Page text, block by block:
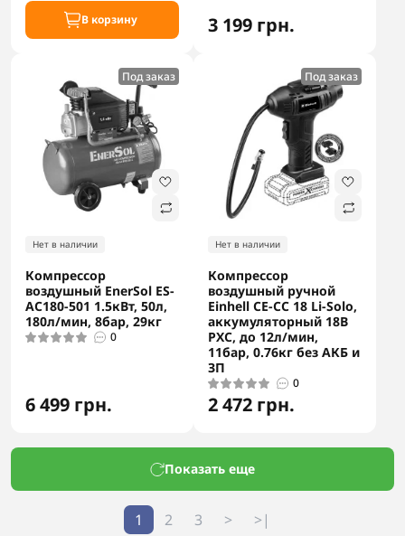
В корзину 3 199 грн.
Под заказ
Нет в наличии
Компрессор
воздушный EnerSol ES-
AC180-501 1.5кВт, 50л,
180л/мин, 8бар, 29кг
0
6 499 грн.
Под заказ
Нет в наличии
Компрессор
воздушный ручной
Einhell CE-CC 18 Li-Solo,
аккумуляторный 18В
PXC, до 12л/мин,
11бар, 0.76кг без АКБ и
ЗП
0
2 472 грн.
Показать еще
1 2 3 > >|